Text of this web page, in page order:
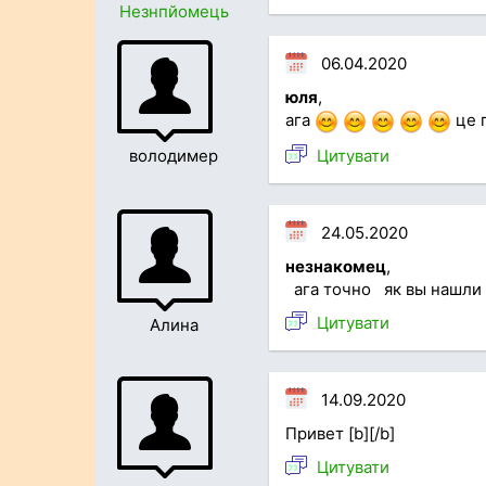
Незнпйомець
володимер
06.04.2020
юля,
ага
це
Цитувати
Алина
24.05.2020
незнакомец,
ага точно як вы нашли
Цитувати
14.09.2020
Привет [b][/b]
Цитувати